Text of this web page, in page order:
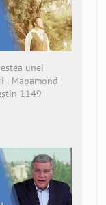
unei
| Mapamond
1149